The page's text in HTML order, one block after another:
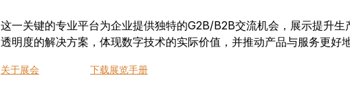
这一关键的专业平台为企业提供独特的G2B/B2B交流机会，展示提升生
透明度的解决方案，体现数字技术的实际价值，并推动产品与服务更好
关于展会 下载展览手册